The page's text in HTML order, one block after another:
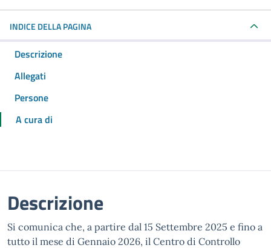
INDICE DELLA PAGINA
Descrizione
Allegati
Persone
A cura di
Descrizione
Si comunica che, a partire dal 15 Settembre 2025 e fino a
tutto il mese di Gennaio 2026, il Centro di Controllo